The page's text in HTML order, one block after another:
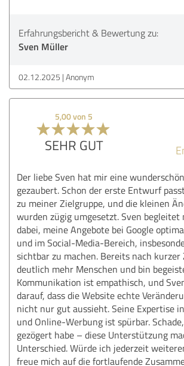
Erfahrungsbericht & Bewertung zu:
Sven Müller
02.12.2025 Anonym
5,00 von 5
SEHR GUT
Der liebe Sven hat mir eine
gezaubert. Schon der erste Entwurf
zu meiner Zielgruppe, und die kleinen
wurden zügig umgesetzt. Sven
dabei, meine Angebote bei Google
und im Social-Media-Bereich,
sichtbar zu machen. Bereits nach
deutlich mehr Menschen und bin
Kommunikation ist empathisch, und
darauf, dass die Website echte
nicht nur gut aussieht. Seine Expertise
und Online-Werbung ist spürbar.
gezögert habe – diese Unterstützung
Unterschied. Würde ich jederzeit
freue mich auf die fortlaufende